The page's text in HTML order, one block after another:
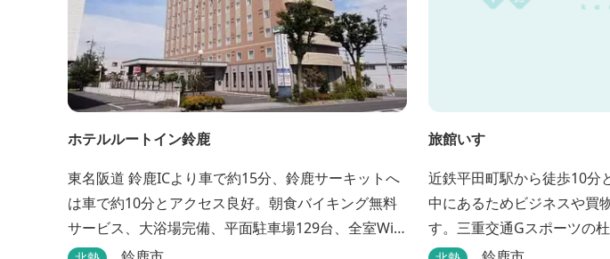
ホテルルートイン鈴鹿
東名阪道 鈴鹿ICより車で約15分、鈴鹿サーキットへ
は車で約10分とアクセス良好。朝食バイキング無料
サービス、大浴場完備、平面駐車場129台、全室Wi-
Fi完備。ビジネスにも観光にもご利用頂ける快適なホ
旅館いすゞ
近鉄平田町駅から徒歩10分
中にあるためビジネスや買
す。三重交通Gスポーツの
どに最適です。